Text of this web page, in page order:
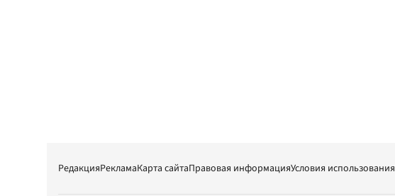
РедакцияРекламаКарта сайтаПравовая информацияУсловия использования